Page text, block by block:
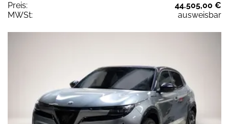
Preis:
44.505,00 €
MWSt:
ausweisbar